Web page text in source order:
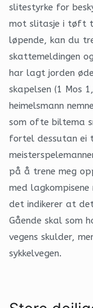
slitestyrke for
mot slitasje i tøft
løpende, kan du
skattemeldingen
har lagt jorden
skapelsen (1 Mos
heimelsmann
som ofte biltema
fortel dessutan ei
på å trene meg
med
det indikerer at
Gående skal som
vegens skulder,
sykkelvegen.